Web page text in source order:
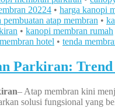
20224 • harga kanopi
pembuatan atap membran •
• kanopi membran rumah
hotel • tenda
Parkiran:
– Atap membran kini
solusi fungsional yang